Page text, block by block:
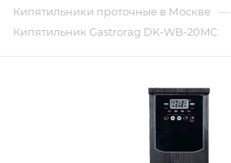
Кипятильники проточные в Москве —
Кипятильник Gastrorag DK-WB-20MC